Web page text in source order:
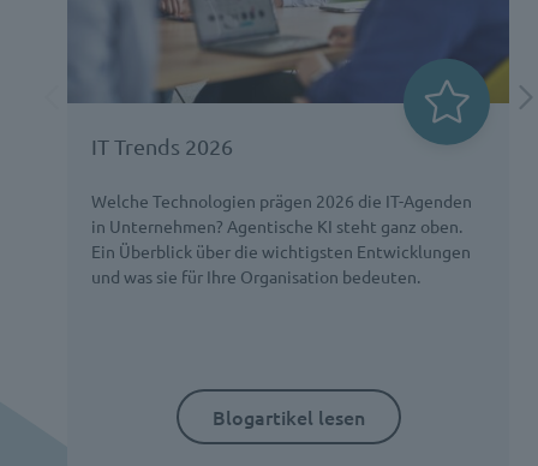
IT Trends 2026
Welche Technologien prägen 2026 die IT-Agenden
in Unternehmen? Agentische KI steht ganz oben.
Ein Überblick über die wichtigsten Entwicklungen
und was sie für Ihre Organisation bedeuten.
Blogartikel lesen